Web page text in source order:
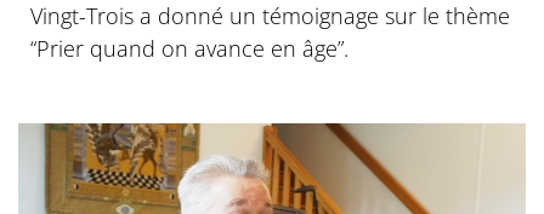
Vingt-Trois a donné un témoignage sur le thème
“Prier quand on avance en âge”.